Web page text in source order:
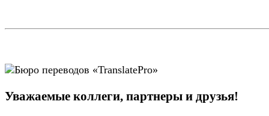
Уважаемые коллеги, партнеры и друзья!